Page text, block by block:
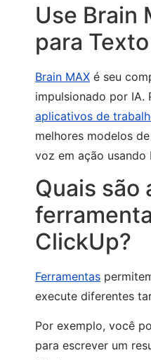
Use Brain
para Texto
Brain MAX é seu
impulsionado por IA.
aplicativos de
melhores modelos
voz em ação usando
Quais são
ClickUp?
Ferramentas
execute diferentes
Por exemplo, você
para escrever um